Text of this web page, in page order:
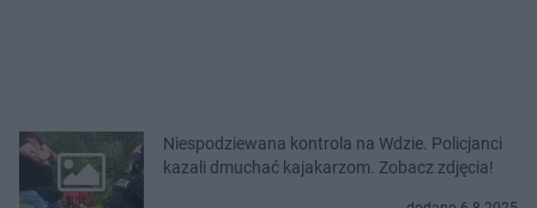
Niespodziewana kontrola na Wdzie. Policjanci
kazali dmuchać kajakarzom. Zobacz zdjęcia!